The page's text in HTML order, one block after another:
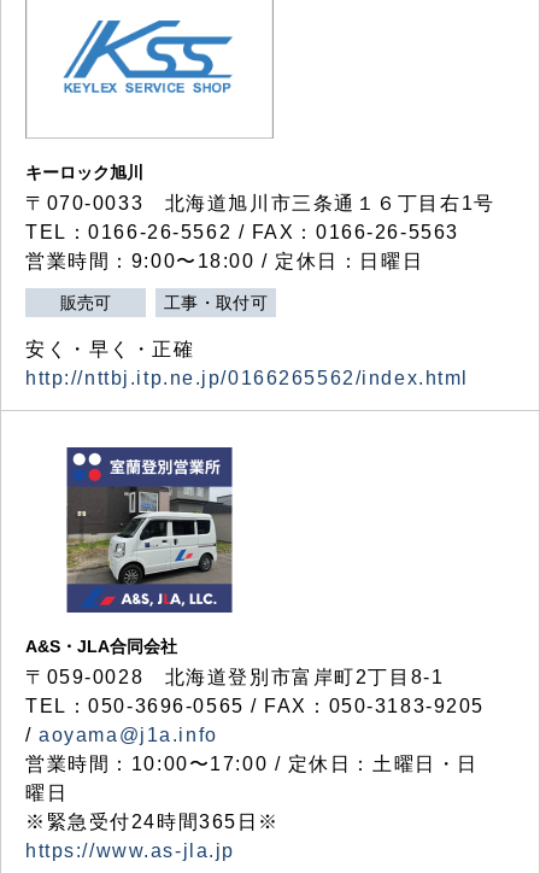
キーロック旭川
〒070-0033 北海道旭川市三条通１６丁目右1号
TEL：0166-26-5562 / FAX：0166-26-5563
営業時間：9:00〜18:00 / 定休日：日曜日
販売可 工事・取付可
安く・早く・正確
http://nttbj.itp.ne.jp/0166265562/index.html
A&S・JLA合同会社
〒 059-0028 北海道登別市富岸町2丁目 8-1
TEL：050-3696-0565 / FAX：050-3183-9205
/aoyama@j1a.info
営業時間：10:00〜17:00 / 定休日：土曜日・日
曜日
※緊急受付24時間365日※
https://www.as-jla.jp